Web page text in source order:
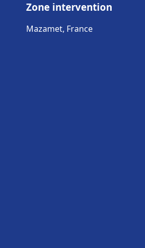
Zone intervention
Mazamet, France